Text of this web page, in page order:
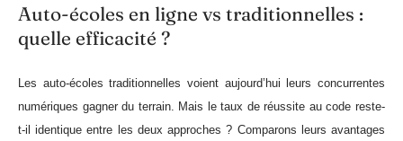
Auto-écoles en ligne vs traditionnelles :
quelle efficacité ?
Les auto-écoles traditionnelles voient aujourd’hui leurs concurrentes
numériques gagner du terrain. Mais le taux de réussite au code reste-
t-il identique entre les deux approches ? Comparons leurs avantages